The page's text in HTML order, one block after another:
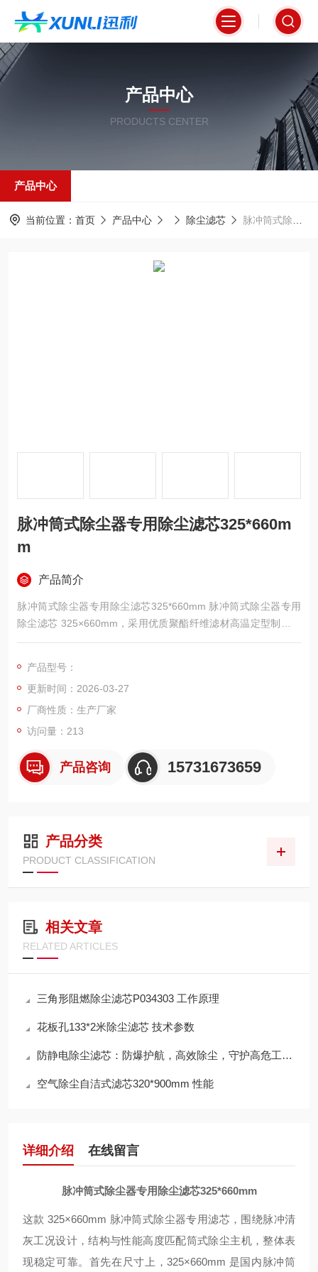
产品中心
PRODUCTS CENTER
产品中心
当前位置： 首页 产品中心 除尘滤芯 脉冲筒式除尘器专用除尘滤芯325*660mm
脉冲筒式除尘器专用除尘滤芯325*660m
m
产品简介
脉冲筒式除尘器专用除尘滤芯325*660mm 脉冲筒式除尘器专用
除尘滤芯 325×660mm，采用优质聚酯纤维滤材高温定型制成，
标准外径 325mm、高度 660mm，采用高密度均匀褶皱结构，配
芯具备阻力低、容尘量大、脉冲清灰、运行稳定等特点，广泛应
用于工业打磨、焊接、粉尘收集、喷粉回收等各类除尘系统，是
脉冲除尘器的核心过滤部件。
产品型号：
更新时间：2026-03-27
厂商性质：生产厂家
访问量：213
产品咨询 15731673659
产品分类
PRODUCT CLASSIFICATION
相关文章
RELATED ARTICLES
三角形阻燃除尘滤芯P034303 工作原理
花板孔133*2米除尘滤芯 技术参数
防静电除尘滤芯：防爆护航，高效除尘，守护高危工况安全
空气除尘自洁式滤芯320*900mm 性能
详细介绍 在线留言
脉冲筒式除尘器专用除尘滤芯325*660mm
这款 325×660mm 脉冲筒式除尘器专用滤芯，围绕脉冲清
灰工况设计，结构与性能高度匹配筒式除尘主机，整体表
现稳定可靠。首先在尺寸上，325×660mm 是国内脉冲筒